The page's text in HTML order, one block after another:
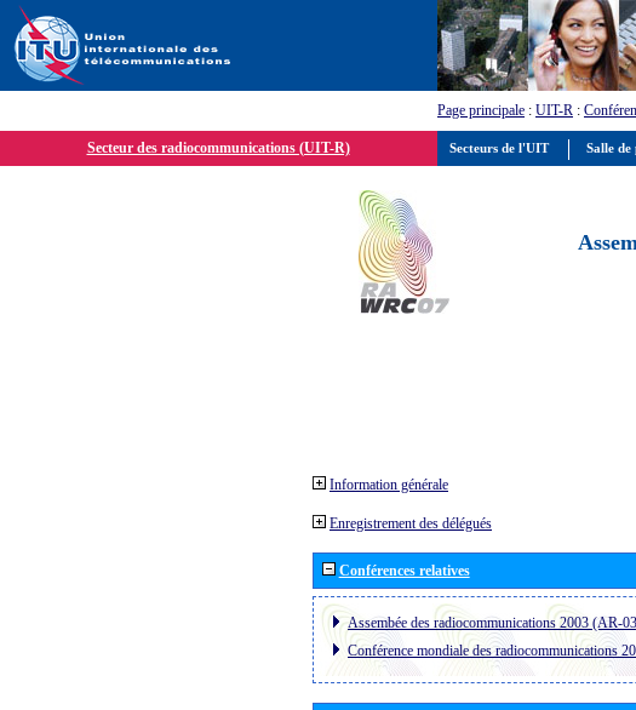
Page principale : UIT-R :
Secteur des radiocommunications (UIT-R)
Information générale
Enregistrement des délégués
Conférences relatives
Assembée des radiocommunications 2003 (AR-
Conférence mondiale des radiocommunications
Secteurs de l'UIT Salle de